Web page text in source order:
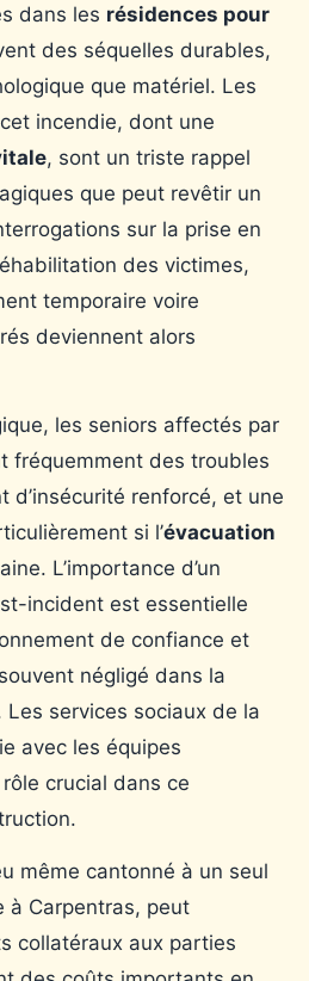
dans les résidences pour
des séquelles durables,
que matériel. Les
incendie, dont une
, sont un triste rappel
que peut revêtir un
sur la prise en
des victimes,
temporaire voire
deviennent alors
les seniors affectés par
fréquemment des troubles
d’insécurité renforcé, et une
si l’évacuation
L’importance d’un
incident est essentielle
de confiance et
négligé dans la
services sociaux de la
avec les équipes
crucial dans ce
même cantonné à un seul
à Carpentras, peut
collatéraux aux parties